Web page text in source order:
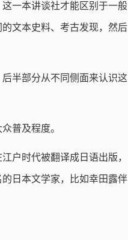
一本讲谈社才能区别于一般
文本史料、考古发现，然后
半部分从不同侧面来认识这
普及程度。
户时代被翻译成日语出版，
日本文学家，比如幸田露伴